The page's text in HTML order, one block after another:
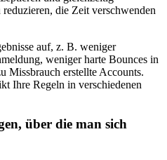
die Zeit verschwenden
auf, z. B. weniger
weniger harte Bounces in
Missbrauch erstellte Accounts.
Ihre Regeln in verschiedenen
über die man sich